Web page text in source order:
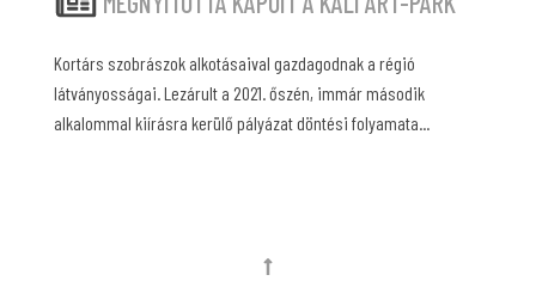
Kortárs szobrászok alkotásaival gazdagodnak a régió
látványosságai. Lezárult a 2021. őszén, immár második
alkalommal kiírásra kerülő pályázat döntési folyamata...